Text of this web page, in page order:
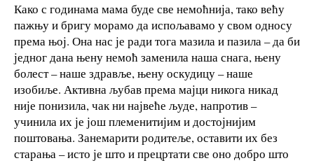
Како с годинама мама буде све немоћнија, тако већу
пажњу и бригу морамо да испољавамо у свом односу
према њој. Она нас је ради тога мазила и пазила – да би
једног дана њену немоћ заменила наша снага, њену
болест – наше здравље, њену оскудицу – наше
изобиље. Активна љубав према мајци никога никад
није понизила, чак ни највеће људе, напротив –
учинила их је још племенитијим и достојнијим
поштовања. Занемарити родитеље, оставити их без
старања – исто је што и прецртати све оно добро што